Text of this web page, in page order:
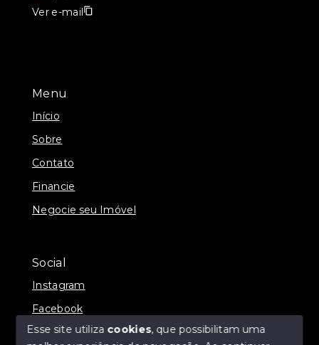
Menu
Início
Sobre
Contato
Financie
Negocie seu Imóvel
Social
Instagram
Facebook
Ver e-mail
Esse site utiliza cookies, que possibilitam uma